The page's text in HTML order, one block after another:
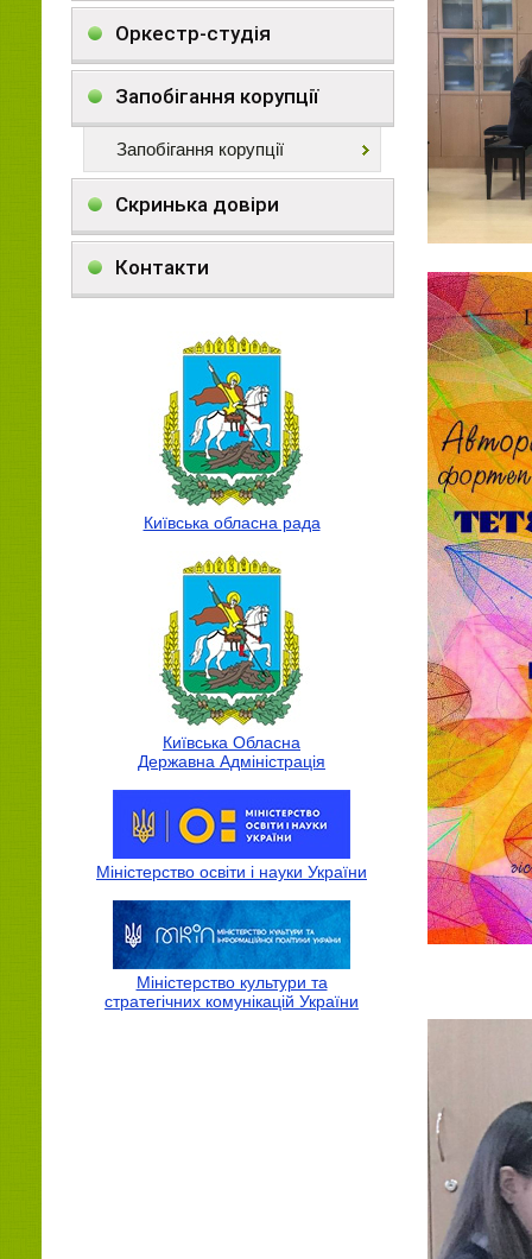
Оркестр-студія
Запобігання корупції
Запобігання корупції
Скринька довіри
Контакти
Київська обласна рада
Київська Обласна
Державна Адмiнiстрацiя
Міністерство освіти і науки України
Міністерство культури та
стратегічних комунікацій України